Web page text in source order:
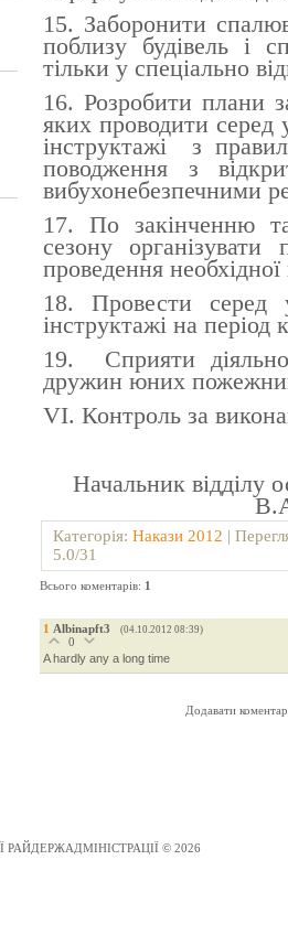
15. Заборонити
поблизу будівель і
тільки у спеціально
16. Розробити плани
яких проводити серед
інструктажі з
поводження з
вибухонебезпечними
17. По закінченню
сезону організувати
проведення необхідної
18. Провести серед
інструктажі на період
19. Сприяти
дружин юних
VI. Контроль за
Категорія: Накази 2012 |
5.0/31
Всього коментарів: 1
1 Albinapft3 (04.10.2012 08:39)
0
A hardly any a long time
Додавати
РАЙДЕРЖАДМІНІСТРАЦІЇ © 2026